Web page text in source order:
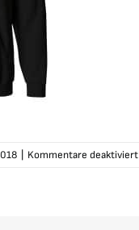
Kommentare deaktiviert